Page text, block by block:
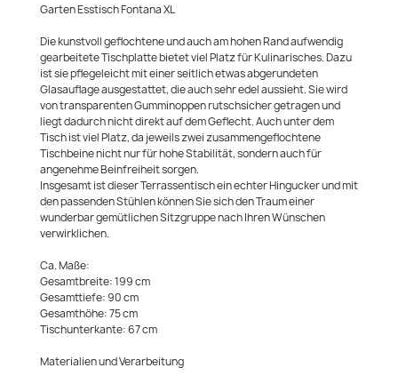
Garten Esstisch Fontana XL
Die kunstvoll geflochtene und auch am hohen Rand aufwendig
gearbeitete Tischplatte bietet viel Platz für Kulinarisches. Dazu
ist sie pflegeleicht mit einer seitlich etwas abgerundeten
Glasauflage ausgestattet, die auch sehr edel aussieht. Sie wird
von transparenten Gumminoppen rutschsicher getragen und
liegt dadurch nicht direkt auf dem Geflecht. Auch unter dem
Tisch ist viel Platz, da jeweils zwei zusammengeflochtene
Tischbeine nicht nur für hohe Stabilität, sondern auch für
angenehme Beinfreiheit sorgen.
Insgesamt ist dieser Terrassentisch ein echter Hingucker und mit
den passenden Stühlen können Sie sich den Traum einer
wunderbar gemütlichen Sitzgruppe nach Ihren Wünschen
verwirklichen.
Ca. Maße:
Gesamtbreite: 199 cm
Gesamttiefe: 90 cm
Gesamthöhe: 75 cm
Tischunterkante: 67 cm
Materialien und Verarbeitung